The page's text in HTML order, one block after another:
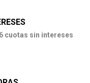
cuotas sin intereses